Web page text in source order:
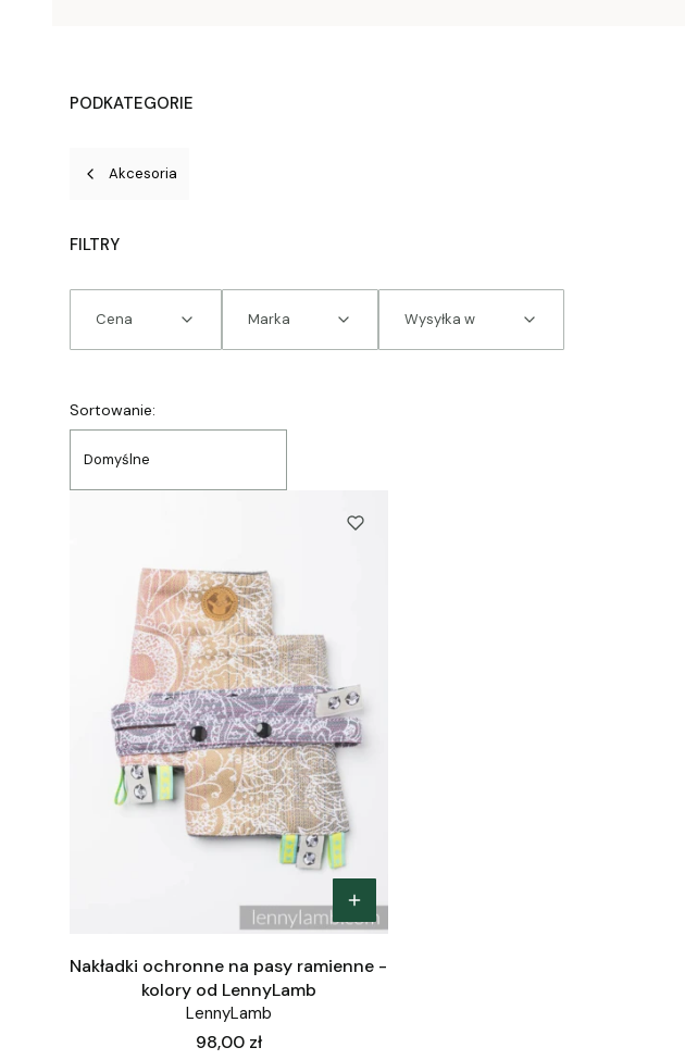
PODKATEGORIE
Akcesoria
FILTRY
Cena Marka Wysyłka w
Lista produktów
Sortowanie:
Domyślne
Nakładki ochronne na pasy ramienne -
kolory od LennyLamb
LennyLamb
Cena
98,00 zł